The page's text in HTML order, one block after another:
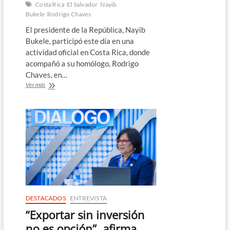
Costa Rica El Salvador Nayib
Bukele Rodrigo Chaves
El presidente de la República, Nayib
Bukele, participó este día en una
actividad oficial en Costa Rica, donde
acompañó a su homólogo, Rodrigo
Chaves, en…
Ver másBukele
acto
de
colocación
de
la
primera
piedra
del
CACCO
en
Costa
Rica
DESTACADOS ENTREVISTA
“Exportar sin inversión